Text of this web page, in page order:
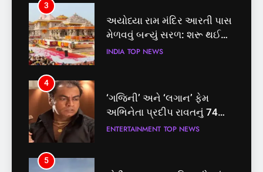
4
‘ગજિની’ અને ‘લગાન’ ફેમ
અભિનેતા પ્રદીપ રાવતનું 74
વર્ષની વયે નિધન, બ્લડ કેન્સર
ENTERTAINMENT
5
કોડીનારના છારા દરિયાકાંઠે પાંચ
કિશોરો ડૂબ્યા, 3નો બચાવ, 2
લાપતા
GUJARAT TOP NEWS
6
3
અયોધ્યા રામ મંદિર આરતી પાસ
મેળવવું બન્યું સરળ: શરૂ થઈ
તત્કાલ સુવિધા, જાણો સંપૂર્ણ
INDIA TOP NEWS
4
‘ગજિની’ અને ‘લગાન’ ફેમ
અભિનેતા પ્રદીપ રાવતનું 74
વર્ષની વયે નિધન, બ્લડ કેન્સર
ENTERTAINMENT TOP NEWS
5